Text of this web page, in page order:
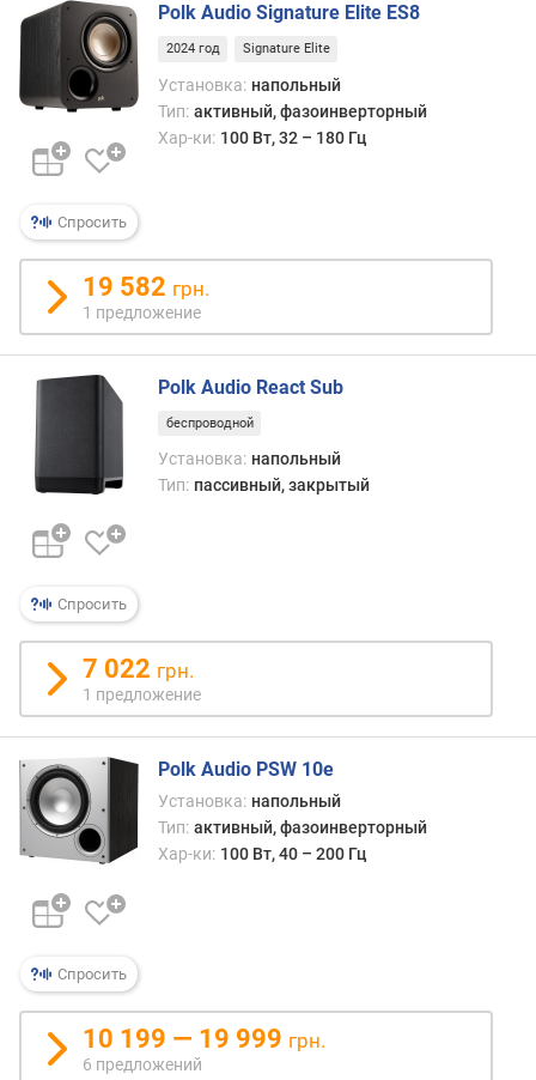
и
о
д
о
о
г
и
х
м
п
о
т
з
ы
в
а
м
п
о
д
т
е
о
б
а
в
Спросить
Polk Audio Signature Elite ES8
2024 год Signature Elite
Установка: напольный
Тип: активный, фазоинверторный
Хар-ки: 100 Вт, 32 – 180 Гц
19 582 грн.
1 предложение
Спросить
Polk Audio React Sub
беспроводной
Установка: напольный
Тип: пассивный, закрытый
7 022 грн.
1 предложение
Спросить
Polk Audio PSW 10e
Установка: напольный
Тип: активный, фазоинверторный
Хар-ки: 100 Вт, 40 – 200 Гц
10 199 — 19 999 грн.
6 предложений